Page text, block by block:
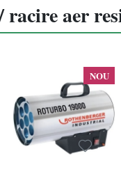
aer
NOU